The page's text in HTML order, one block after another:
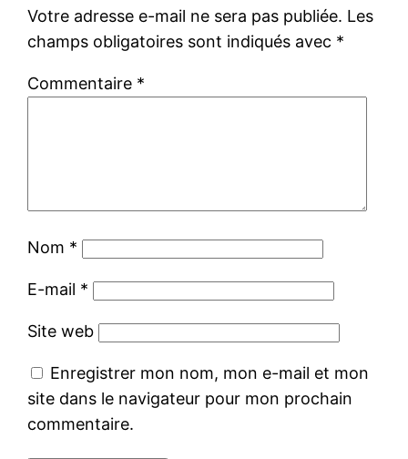
Votre adresse e-mail ne sera pas publiée. Les
champs obligatoires sont indiqués avec *
Commentaire *
Nom *
E-mail *
Site web
Enregistrer mon nom, mon e-mail et mon
site dans le navigateur pour mon prochain
commentaire.